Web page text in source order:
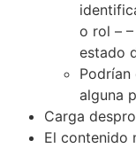
o rol –
estado
alguna
Carga
El contenido